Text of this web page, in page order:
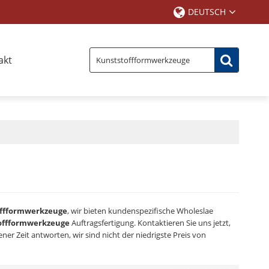
DEUTSCH
, wir bieten kundenspezifische Wholeslae
Auftragsfertigung. Kontaktieren Sie uns jetzt,
Zeit antworten, wir sind nicht der niedrigste Preis von